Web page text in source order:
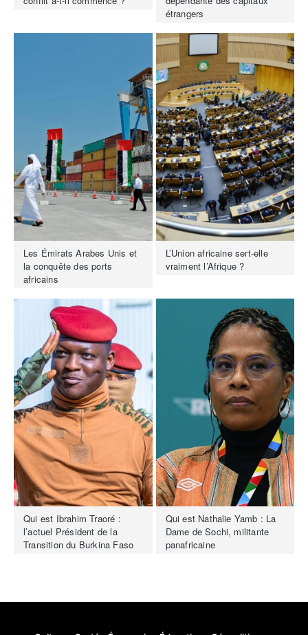
étrangers
Les Émirats Arabes Unis et
la conquête des ports
africains
L’Union africaine sert-elle
vraiment l’Afrique ?
Qui est Ibrahim Traoré :
l’actuel Président de la
Transition du Burkina Faso
Qui est Nathalie Yamb : La
Dame de Sochi, militante
panafricaine